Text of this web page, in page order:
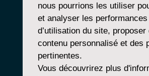
NOS PRODUITS
NOS
nous pourrions les utiliser
et analyser les performances
d’utilisation du site, proposer
contenu personnalisé et des
pertinentes.
Vous découvrirez plus